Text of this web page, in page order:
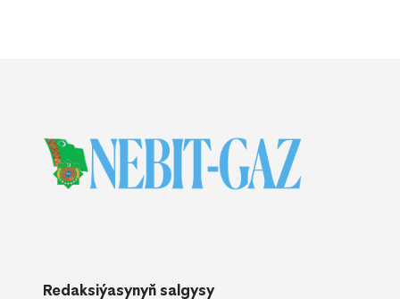
Redaksiýasynyň salgysy